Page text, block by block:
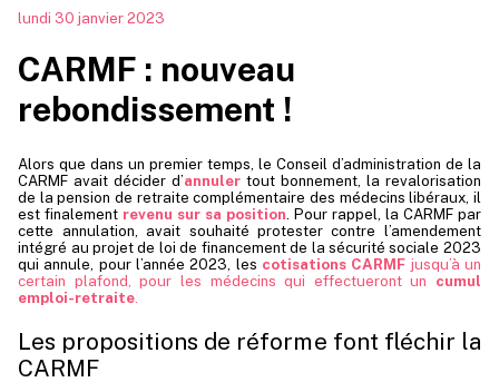
lundi 30 janvier 2023
CARMF : nouveau
rebondissement !
Alors que dans un premier temps, le Conseil d’administration de la
CARMF avait décider d’annuler tout bonnement, la revalorisation
de la pension de retraite complémentaire des médecins libéraux, il
est finalement revenu sur sa position. Pour rappel, la CARMF par
cette annulation, avait souhaité protester contre l’amendement
intégré au projet de loi de financement de la sécurité sociale 2023
qui annule, pour l’année 2023, les cotisations CARMF jusqu’à un
certain plafond, pour les médecins qui effectueront un cumul
emploi-retraite.
Les propositions de réforme font fléchir la
CARMF